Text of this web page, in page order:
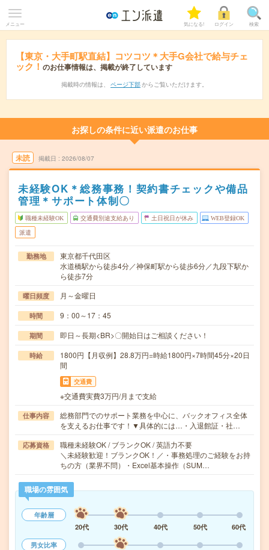
メニュー 気になる! ログイン 検索
【東京・大手町駅直結】コツコツ＊大手G会社で給与チェ
ック！ のお仕事情報は、掲載が終了しています
掲載時の情報は、 ページ下部 からご覧いただけます。
お探しの条件に近い派遣のお仕事
未読 掲載日 2026/08/07
未経験OK＊総務事務！契約書チェックや備品
管理＊サポート体制〇
職種未経験OK 交通費別途支給あり 土日祝日が休み WEB登録OK
派遣
勤務地
東京都千代田区
水道橋駅から徒歩4分／神保町駅から徒歩6分／九段下駅か
ら徒歩7分
曜日頻度 月～金曜日
時間 9：00～17：45
期間 即日～長期<BR>〇開始日はご相談ください！
時給
1800円【月収例】28.8万円=時給1800円×7時間45分×20日
間
交通費
※交通費実費3万円/月まで支給
仕事内容
総務部門でのサポート業務を中心に、バックオフィス全体
を支えるお仕事です！▼具体的には…・入退館証・社…
応募資格
職種未経験OK / ブランクOK / 英語力不要
＼未経験歓迎！ブランクOK！／・事務処理のご経験をお持
ちの方（業界不問）・Excel基本操作（SUM…
職場の雰囲気
年齢層
20代
30代 40代 50代
60代
男女比率